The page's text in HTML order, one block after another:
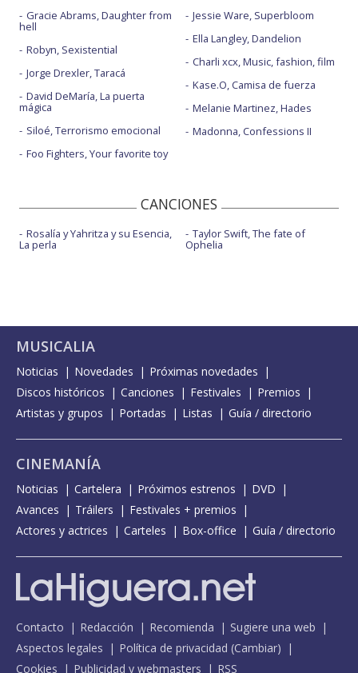
Gracie Abrams, Daughter from
hell
Robyn, Sexistential
Jorge Drexler, Taracá
David DeMaría, La puerta
mágica
Siloé, Terrorismo emocional
Foo Fighters, Your favorite toy
Jessie Ware, Superbloom
Ella Langley, Dandelion
Charli xcx, Music, fashion, film
Kase.O, Camisa de fuerza
Melanie Martinez, Hades
Madonna, Confessions II
CANCIONES
Rosalía y Yahritza y su Esencia,
La perla
Taylor Swift, The fate of
Ophelia
MUSICALIA
Noticias Novedades
Próximas novedades
Discos históricos
Canciones Festivales
Premios
Artistas y grupos
Portadas Listas Guía / directorio
CINEMANÍA
Noticias Cartelera Próximos estrenos
DVD
Avances
Tráilers
Festivales + premios
Actores y actrices
Carteles Box-office Guía / directorio
Contacto Redacción Recomienda
Sugiere una web
Aspectos legales
Política de privacidad (Cambiar)
Cookies
Publicidad y webmasters RSS